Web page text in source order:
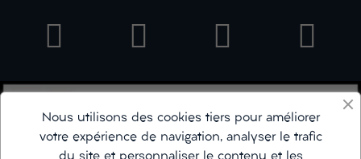
Nous utilisons des cookies tiers pour améliorer
votre expérience de navigation, analyser le trafic